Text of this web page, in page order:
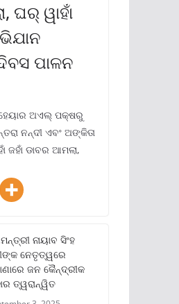
ଘର୍ ୱାହାଁ
ପାଳନ
ଅଏଲ୍ ପକ୍ଷରୁ
ନନ୍ଦୀ ଏବଂ ଅଙ୍କିତା
ଜହାଁ ଡାବର ଆମଲା,
ନାୟାବ ସିଂହ
ନେତୃତ୍ୱରେ
ଜନ କୈନ୍ଦ୍ରୀକ
ତ୍ୱରାନ୍ୱିତ